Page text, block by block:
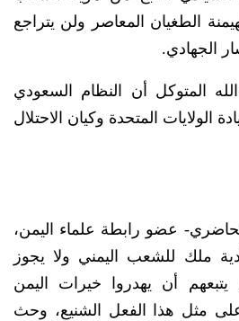
الطغيان المعاصر ولن يتراجع
الجهادي.
المتوكل أن النظام السعودي
الولايات المتحدة وكيان الاحتلال
عضو رابطة علماء اليمن،
ملك للشعب اليمني ولا يجوز
أن يهدروا خيرات اليمن
مثل هذا الفعل الشنيع، وحث